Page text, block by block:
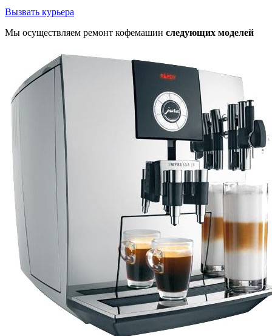
Вызвать курьера
Мы осуществляем ремонт кофемашин следующих моделей